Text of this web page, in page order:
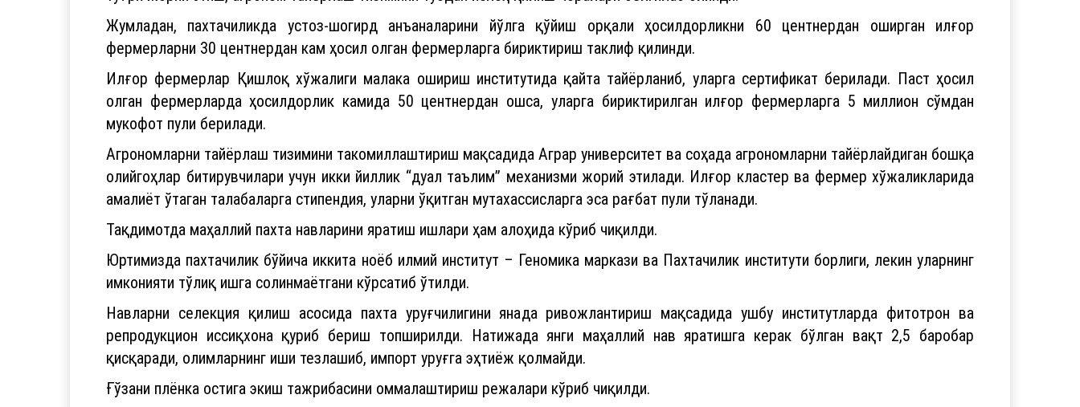
Жумладан, пахтачиликда устоз-шогирд анъаналарини йўлга қўйиш орқали ҳосилдорликни 60 центнердан оширган илғор
фермерларни 30 центнердан кам ҳосил олган фермерларга бириктириш таклиф қилинди.
Илғор фермерлар Қишлоқ хўжалиги малака ошириш институтида қайта тайёрланиб, уларга сертификат берилади. Паст ҳосил
олган фермерларда ҳосилдорлик камида 50 центнердан ошса, уларга бириктирилган илғор фермерларга 5 миллион сўмдан
мукофот пули берилади.
Агрономларни тайёрлаш тизимини такомиллаштириш мақсадида Аграр университет ва соҳада агрономларни тайёрлайдиган бошқа
олийгоҳлар битирувчилари учун икки йиллик “дуал таълим” механизми жорий этилади. Илғор кластер ва фермер хўжаликларида
амалиёт ўтаган талабаларга стипендия, уларни ўқитган мутахассисларга эса рағбат пули тўланади.
Тақдимотда маҳаллий пахта навларини яратиш ишлари ҳам алоҳида кўриб чиқилди.
Юртимизда пахтачилик бўйича иккита ноёб илмий институт – Геномика маркази ва Пахтачилик институти борлиги, лекин уларнинг
имконияти тўлиқ ишга солинмаётгани кўрсатиб ўтилди.
Навларни селекция қилиш асосида пахта уруғчилигини янада ривожлантириш мақсадида ушбу институтларда фитотрон ва
репродукцион иссиқхона қуриб бериш топширилди. Натижада янги маҳаллий нав яратишга керак бўлган вақт 2,5 баробар
қисқаради, олимларнинг иши тезлашиб, импорт уруғга эҳтиёж қолмайди.
Ғўзани плёнка остига экиш тажрибасини оммалаштириш режалари кўриб чиқилди.